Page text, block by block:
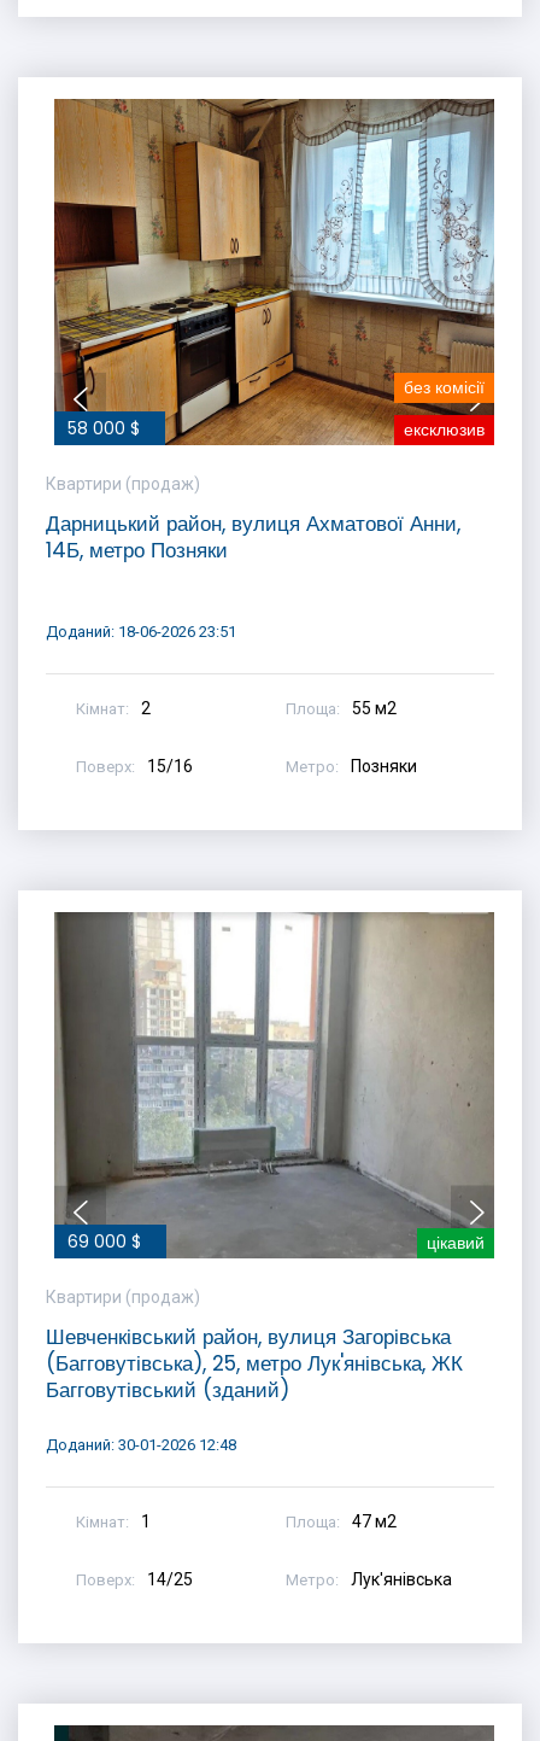
58 000 $ ексклюзив
без комісії
Квартири (продаж)
Дарницький район, вулиця Ахматової Анни,
14Б, метро Позняки
Доданий: 18-06-2026 23:51
Кімнат: 2 Площа: 55 м2
Поверх: 15/16 Метро: Позняки
69 000 $ цікавий
Квартири (продаж)
Шевченківський район, вулиця Загорівська
(Багговутівська), 25, метро Лук'янівська, ЖК
Багговутівський (зданий)
Доданий: 30-01-2026 12:48
Кімнат: 1 Площа: 47 м2
Поверх: 14/25 Метро: Лук'янівська